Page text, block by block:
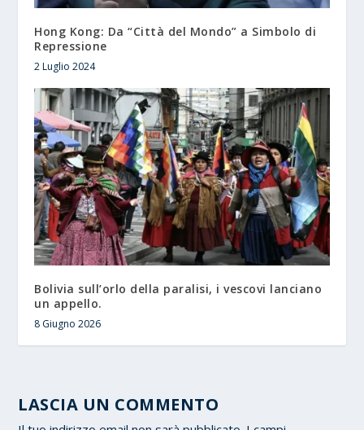
Hong Kong: Da “Città del Mondo” a Simbolo di
Repressione
2 Luglio 2024
Bolivia sull’orlo della paralisi, i vescovi lanciano
un appello.
8 Giugno 2026
LASCIA UN COMMENTO